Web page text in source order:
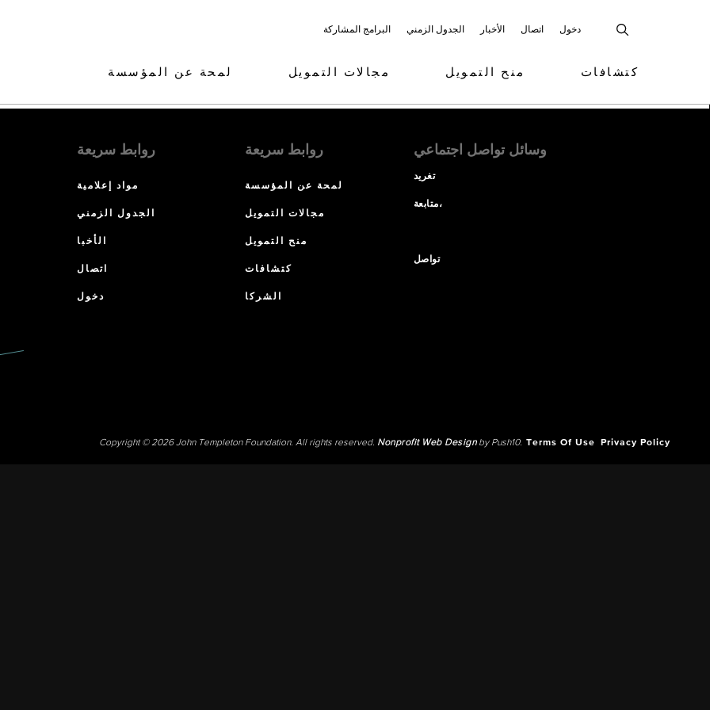
البرامج المشاركة الجدول الزمني الأخبار اتصال دخول
لمحة عن المؤسسة مجالات التمويل منح التمويل كتشافات
روابط سريعة
مواد إعلامية
الجدول الزمني
الأخبا
اتصال
دخول
روابط سريعة
لمحة عن المؤسسة
مجالات التمويل
منح التمويل
كتشافات
الشركا
وسائل تواصل اجتماعي
تغريد
متابعة،
تواصل
Copyright © 2026 John Templeton Foundation. All rights reserved. Nonprofit Web Designby Push10. Terms Of Use Privacy Policy